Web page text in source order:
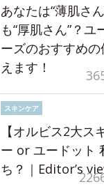
あなたは“薄肌さ
も“厚肌さん”？ユ
ーズのおすすめ
えます！
スキンケア
【オルビス2大ス
ー or ユードット
ち？｜Editor’s